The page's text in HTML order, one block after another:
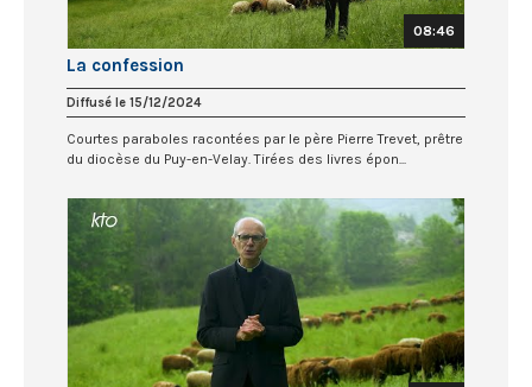
08:46
La confession
Diffusé le 15/12/2024
Courtes paraboles racontées par le père Pierre Trevet, prêtre
du diocèse du Puy-en-Velay. Tirées des livres épon...